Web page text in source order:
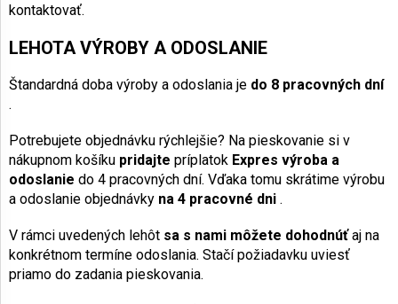
kontaktovať.
LEHOTA VÝROBY A ODOSLANIE
Štandardná doba výroby a odoslania je do 8 pracovných dní
.
Potrebujete objednávku rýchlejšie? Na pieskovanie si v
nákupnom košíku pridajte príplatok Expres výroba a
odoslanie do 4 pracovných dní. Vďaka tomu skrátime výrobu
a odoslanie objednávky na 4 pracovné dni .
V rámci uvedených lehôt sa s nami môžete dohodnúťaj na
konkrétnom termíne odoslania. Stačí požiadavku uviesť
priamo do zadania pieskovania.